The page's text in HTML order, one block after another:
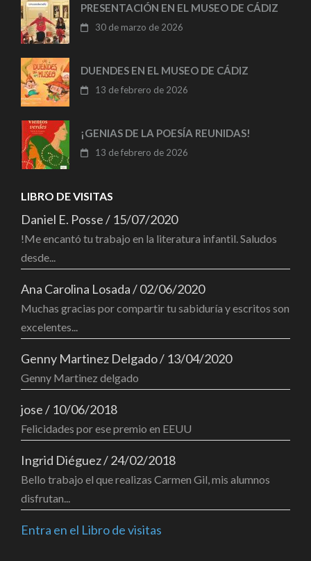
PRESENTACIÓN EN EL MUSEO DE CÁDIZ
30 de marzo de 2026
DUENDES EN EL MUSEO DE CÁDIZ
13 de febrero de 2026
¡GENIAS DE LA POESÍA REUNIDAS!
13 de febrero de 2026
LIBRO DE VISITAS
Daniel E. Posse/ 15/07/2020
!Me encantó tu trabajo en la literatura infantil. Saludos
desde...
Ana Carolina Losada/02/06/2020
Muchas gracias por compartir tu sabiduría y escritos son
excelentes...
Genny Martinez Delgado/ 13/04/2020
Genny Martinez delgado
jose/ 10/06/2018
Felicidades por ese premio en EEUU
Ingrid Diéguez/24/02/2018
Bello trabajo el que realizas Carmen Gil, mis alumnos
disfrutan...
Entra en el Libro de visitas